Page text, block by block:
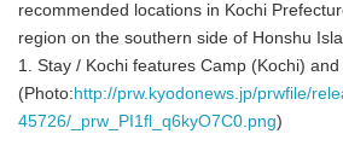
recommended locations in Kochi
region on the southern side of Honshu
1. Stay / Kochi features Camp (Kochi)
(Photo: http://prw.kyodonews.jp/prwfile/
45726/_prw_PI1fl_q6kyO7C0.png)